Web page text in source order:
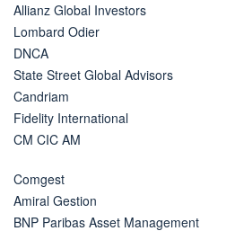
Allianz Global Investors
Lombard Odier
DNCA
State Street Global Advisors
Candriam
Fidelity International
CM CIC AM
Comgest
Amiral Gestion
BNP Paribas Asset Management